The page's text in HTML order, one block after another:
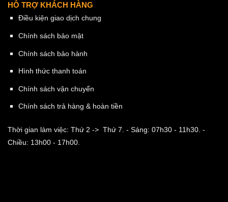
HỖ TRỢ KHÁCH HÀNG
Điều kiện giao dịch chung
Chính sách bảo mật
Chính sách bảo hành
Hình thức thanh toán
Chính sách vận chuyển
Chính sách trả hàng & hoàn tiền
Thời gian làm việc: Thứ 2 -> Thứ 7. - Sáng: 07h30 - 11h30. -
Chiều: 13h00 - 17h00.